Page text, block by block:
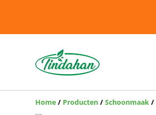
Home / Producten / Schoonmaak /